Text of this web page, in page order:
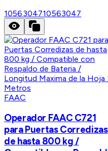
1056304710563047
FAAC
Operador FAAC C721
para Puertas Corredizas
de hasta 800 kg /